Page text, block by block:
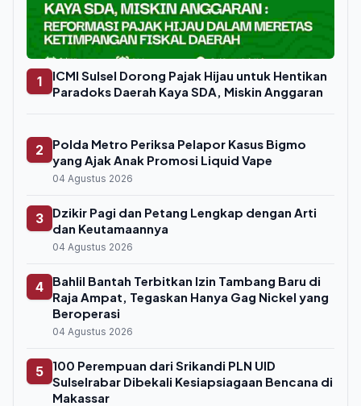
1
ICMI Sulsel Dorong Pajak Hijau untuk Hentikan
Paradoks Daerah Kaya SDA, Miskin Anggaran
2
Polda Metro Periksa Pelapor Kasus Bigmo
yang Ajak Anak Promosi Liquid Vape
04 Agustus 2026
3
Dzikir Pagi dan Petang Lengkap dengan Arti
dan Keutamaannya
04 Agustus 2026
4
Bahlil Bantah Terbitkan Izin Tambang Baru di
Raja Ampat, Tegaskan Hanya Gag Nickel yang
Beroperasi
04 Agustus 2026
5
100 Perempuan dari Srikandi PLN UID
Sulselrabar Dibekali Kesiapsiagaan Bencana di
Makassar